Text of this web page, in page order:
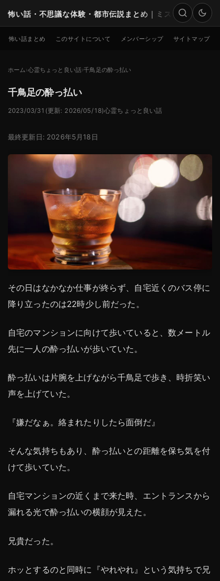
怖い話・不思議な体験・都市伝説まとめ｜ミステリー
検索
怖い話まとめ このサイトについて メンバーシップ サイトマップ
ホーム 心霊ちょっと良い話 千鳥足の酔っ払い
千鳥足の酔っ払い
2023/03/31 (更新: 2026/05/18)心霊ちょっと良い話
最終更新日: 2026年5月18日
その日はなかなか仕事が終らず、自宅近くのバス停に
降り立ったのは22時少し前だった。
自宅のマンションに向けて歩いていると、数メートル
先に一人の酔っ払いが歩いていた。
酔っ払いは片腕を上げながら千鳥足で歩き、時折笑い
声を上げていた。
『嫌だなぁ。絡まれたりしたら面倒だ』
そんな気持ちもあり、酔っ払いとの距離を保ち気を付
けて歩いていた。
自宅マンションの近くまで来た時、エントランスから
漏れる光で酔っ払いの横顔が見えた。
兄貴だった。
ホッとするのと同時に『やれやれ』という気持ちで兄